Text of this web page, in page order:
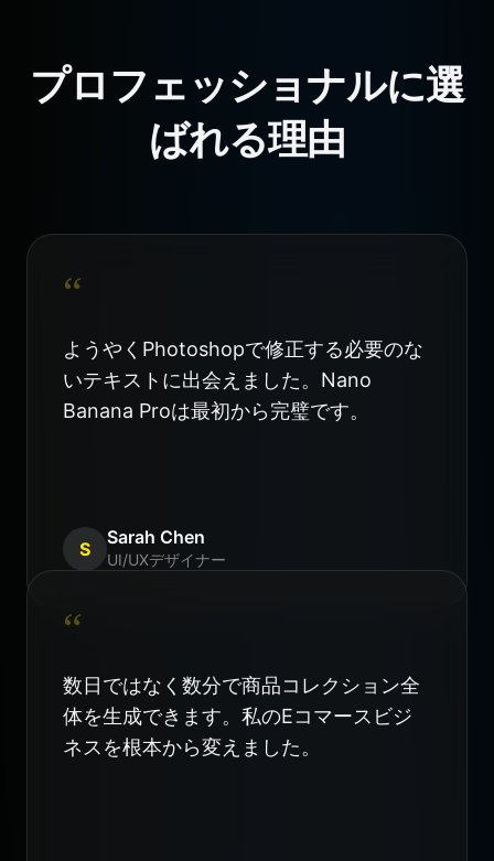
プロフェッショナルに選
ばれる理由
“
ようやくPhotoshopで修正する必要のな
いテキストに出会えました。Nano
Banana Proは最初から完璧です。
S
Sarah Chen
UI/UXデザイナー
“
数日ではなく数分で商品コレクション全
体を生成できます。私のEコマースビジ
ネスを根本から変えました。